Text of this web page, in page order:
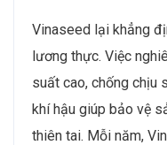
Vinaseed lại khẳng
lương thực. Việc
suất cao, chống chịu
khí hậu giúp bảo vệ
thiên tai. Mỗi năm,